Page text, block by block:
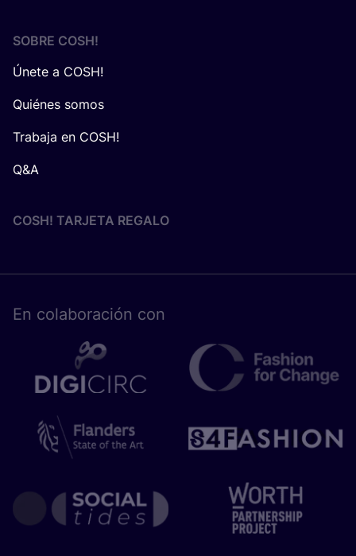
SOBRE COSH!
Únete a COSH!
Quiénes somos
Trabaja en COSH!
Q&A
COSH! TARJETA REGALO
En cola­bo­ra­ción con